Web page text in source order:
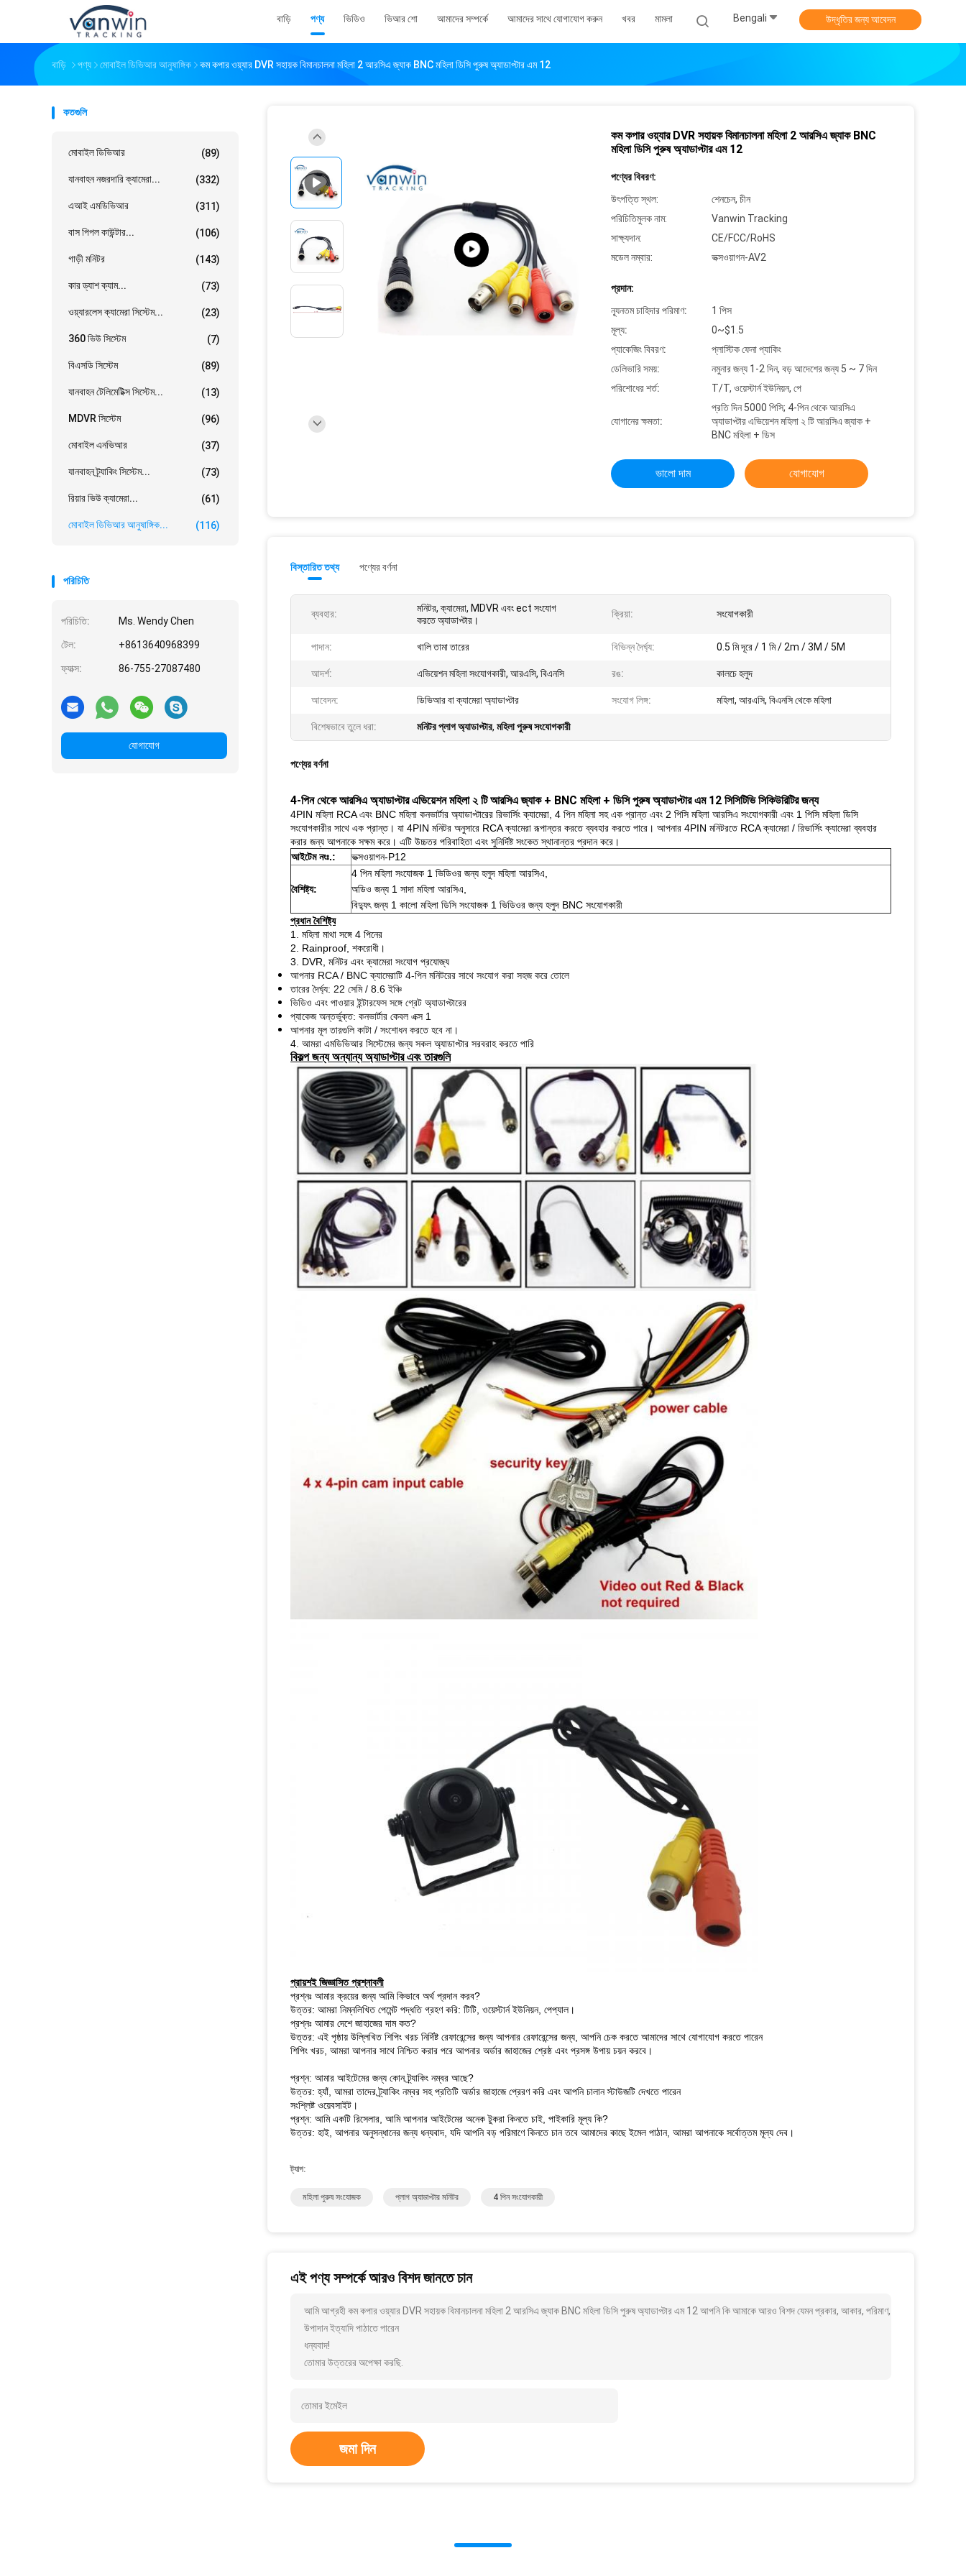
বাড়ি পণ্য ভিডিও ভিআর শো আমাদের সম্পর্কে আমাদের সাথে যোগাযোগ করুন খবর মামলা Bengali উদ্ধৃতির জন্য আবেদন
বাড়ি পণ্য মোবাইল ডিভিআর আনুষাঙ্গিক কম কপার ওয়্যার DVR সহায়ক বিমানচালনা মহিলা 2 আরসিএ জ্যাক BNC মহিলা ডিসি পুরুষ অ্যাডাপ্টার এম 12
কতগুলি
মোবাইল ডিভিআর (89)
যানবাহন নজরদারি ক্যামেরা... (332)
এআই এমডিভিআর (311)
বাস পিপল কাউন্টার... (106)
গাড়ী মনিটর (143)
কার ড্যাশ ক্যাম... (73)
ওয়্যারলেস ক্যামেরা সিস্টেম... (23)
360 ভিউ সিস্টেম (7)
বিএসডি সিস্টেম (89)
যানবাহন টেলিমেটিক্স সিস্টেম... (13)
MDVR সিস্টেম (96)
মোবাইল এনভিআর (37)
যানবাহন ট্র্যাকিং সিস্টেম... (73)
রিয়ার ভিউ ক্যামেরা... (61)
মোবাইল ডিভিআর আনুষাঙ্গিক... (116)
পরিচিতি
পরিচিতি: Ms. Wendy Chen
টেল: +8613640968399
ফ্যাক্স: 86-755-27087480
যোগাযোগ
কম কপার ওয়্যার DVR সহায়ক বিমানচালনা মহিলা 2 আরসিএ জ্যাক BNC
মহিলা ডিসি পুরুষ অ্যাডাপ্টার এম 12
পণ্যের বিবরণ:
উৎপত্তি স্থল:
শেনচেন, চীন
পরিচিতিমুলক নাম:
Vanwin Tracking
সাক্ষ্যদান:
CE/FCC/RoHS
মডেল নম্বার:
ভক্সওয়াগন-AV2
প্রদান:
ন্যূনতম চাহিদার পরিমাণ:
1 পিস
মূল্য:
0~$1.5
প্যাকেজিং বিবরণ:
প্লাস্টিক ফেনা প্যাকিং
ডেলিভারি সময়:
নমুনার জন্য 1-2 দিন, বড় আদেশের জন্য 5 ~ 7 দিন
পরিশোধের শর্ত:
T/T, ওয়েস্টার্ন ইউনিয়ন, পে
যোগানের ক্ষমতা:
প্রতি দিন 5000 পিসি; 4-পিন থেকে আরসিএ
অ্যাডাপ্টার এভিয়েশন মহিলা ২ টি আরসিএ জ্যাক +
BNC মহিলা + ডিস
ভালো দাম যোগাযোগ
বিস্তারিত তথ্য পণ্যের বর্ণনা
ব্যবহার:
মনিটর, ক্যামেরা, MDVR এবং ect সংযোগ
করতে অ্যাডাপ্টার।
ক্রিয়া: সংযোগকারী
পাদান: খালি তামা তারের বিভিন্ন দৈর্ঘ্য: 0.5 মি দূরে / 1 মি / 2m / 3M / 5M
আদর্শ: এভিয়েশন মহিলা সংযোগকারী, আরএসি, বিএনসি রঙ: কালচে হলুদ
আবেদন: ডিভিআর বা ক্যামেরা অ্যাডাপ্টার সংযোগ লিঙ্গ: মহিলা, আরএসি, বিএনসি থেকে মহিলা
বিশেষভাবে তুলে ধরা: মনিটর প্লাগ অ্যাডাপ্টার, মহিলা পুরুষ সংযোগকারী
পণ্যের বর্ণনা
4-পিন থেকে আরসিএ অ্যাডাপ্টার এভিয়েশন মহিলা ২ টি আরসিএ জ্যাক + BNC মহিলা + ডিসি পুরুষ অ্যাডাপ্টার এম 12 সিসিটিভি সিকিউরিটির জন্য
4PIN মহিলা RCA ​​এবং BNC মহিলা কনভার্টার অ্যাডাপ্টারের রিভার্সিং ক্যামেরা, 4 পিন মহিলা সহ এক প্রান্ত এবং 2 পিসি মহিলা আরসিএ সংযোগকারী এবং 1 পিসি মহিলা ডিসি
সংযোগকারীর সাথে এক প্রান্ত। যা 4PIN মনিটর অনুসারে RCA ক্যামেরা রূপান্তর করতে ব্যবহার করতে পারে। আপনার 4PIN মনিটরতে RCA ক্যামেরা / রিভার্সিং ক্যামেরা ব্যবহার
করার জন্য আপনাকে সক্ষম করে। এটি উচ্চতর পরিবাহিতা এবং সুনির্দিষ্ট সংকেত স্থানান্তর প্রদান করে।
আইটেম নংঃ.:
ভক্সওয়াগন-P12
বৈশিষ্ট্য:
4 পিন মহিলা সংযোজক 1 ভিডিওর জন্য হলুদ মহিলা আরসিএ,
অডিও জন্য 1 সাদা মহিলা আরসিএ,
বিদ্যুৎ জন্য 1 কালো মহিলা ডিসি সংযোজক 1 ভিডিওর জন্য হলুদ BNC সংযোগকারী
প্রধান বৈশিষ্ট্য
1. মহিলা মাথা সঙ্গে 4 পিনের
2. Rainproof, শকরোধী।
3. DVR, মনিটর এবং ক্যামেরা সংযোগ প্রযোজ্য
আপনার RCA / BNC ক্যামেরাটি 4-পিন মনিটরের সাথে সংযোগ করা সহজ করে তোলে
তারের দৈর্ঘ্য: 22 সেমি / 8.6 ইঞ্চি
ভিডিও এবং পাওয়ার ইন্টারফেস সঙ্গে গ্রেট অ্যাডাপ্টারের
প্যাকেজ অন্তর্ভুক্ত: কনভার্টার কেবল এক্স 1
আপনার মূল তারগুলি কাটা / সংশোধন করতে হবে না।
4. আমরা এমডিভিআর সিস্টেমের জন্য সকল অ্যাডাপ্টার সরবরাহ করতে পারি
বিকল্প জন্য অন্যান্য অ্যাডাপ্টার এবং তারগুলি
প্রায়শই জিজ্ঞাসিত প্রশ্নাবলী
প্রশ্নঃ আমার ক্রয়ের জন্য আমি কিভাবে অর্থ প্রদান করব?
উত্তর: আমরা নিম্নলিখিত পেমেন্ট পদ্ধতি গ্রহণ করি: টিটি, ওয়েস্টার্ন ইউনিয়ন, পেপ্যাল।
প্রশ্নঃ আমার দেশে জাহাজের দাম কত?
উত্তর: এই পৃষ্ঠায় উল্লিখিত শিপিং খরচ নির্দিষ্ট রেফারেন্সের জন্য আপনার রেফারেন্সের জন্য, আপনি চেক করতে আমাদের সাথে যোগাযোগ করতে পারেন
শিপিং খরচ, আমরা আপনার সাথে নিশ্চিত করার পরে আপনার অর্ডার জাহাজের শ্রেষ্ঠ এবং প্রসঙ্গ উপায় চয়ন করবে।
প্রশ্ন: আমার আইটেমের জন্য কোন ট্র্যাকিং নম্বর আছে?
উত্তর: হ্যাঁ, আমরা তাদের ট্র্যাকিং নম্বর সহ প্রতিটি অর্ডার জাহাজে প্রেরণ করি এবং আপনি চালান স্টাউজটি দেখতে পারেন
সংশ্লিষ্ট ওয়েবসাইট।
প্রশ্ন: আমি একটি রিসেলার, আমি আপনার আইটেমের অনেক টুকরা কিনতে চাই, পাইকারি মূল্য কি?
উত্তর: হাই, আপনার অনুসন্ধানের জন্য ধন্যবাদ, যদি আপনি বড় পরিমাণে কিনতে চান তবে আমাদের কাছে ইমেল পাঠান, আমরা আপনাকে সর্বোত্তম মূল্য দেব।
ট্যাগ:
মহিলা পুরুষ সংযোজক প্লাগ অ্যাডাপ্টার মনিটর 4 পিন সংযোগকারী
এই পণ্য সম্পর্কে আরও বিশদ জানতে চান
আমি আগ্রহী কম কপার ওয়্যার DVR সহায়ক বিমানচালনা মহিলা 2 আরসিএ জ্যাক BNC মহিলা ডিসি পুরুষ অ্যাডাপ্টার এম 12 আপনি কি আমাকে আরও বিশদ যেমন প্রকার, আকার, পরিমাণ,
উপাদান ইত্যাদি পাঠাতে পারেন
ধন্যবাদ!
তোমার উত্তরের অপেক্ষা করছি.
জমা দিন